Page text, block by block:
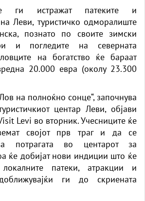
ги истражат патеките и
Леви, туристичко одморалиште
познато по своите зимски
и погледите на северната
на богатство ќе бараат
20.000 евра (околу 23.300
на полноќно сонце“, започнува
центар Леви, објави
Levi во вторник. Учесниците ќе
својот прв траг и да се
потрагата во центарот за
ќе добијат нови индиции што ќе
патеки, атракции и
ги до скриената